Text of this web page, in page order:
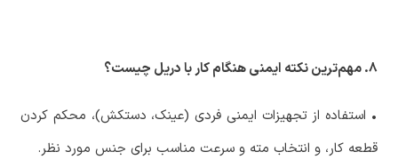
8. مهم‌ترین نکته ایمنی هنگام کار با دریل چیست؟
‏• استفاده از تجهیزات ایمنی فردی (عینک، دستکش)، محکم کردن
قطعه کار، و انتخاب مته و سرعت مناسب برای جنس مورد نظر.